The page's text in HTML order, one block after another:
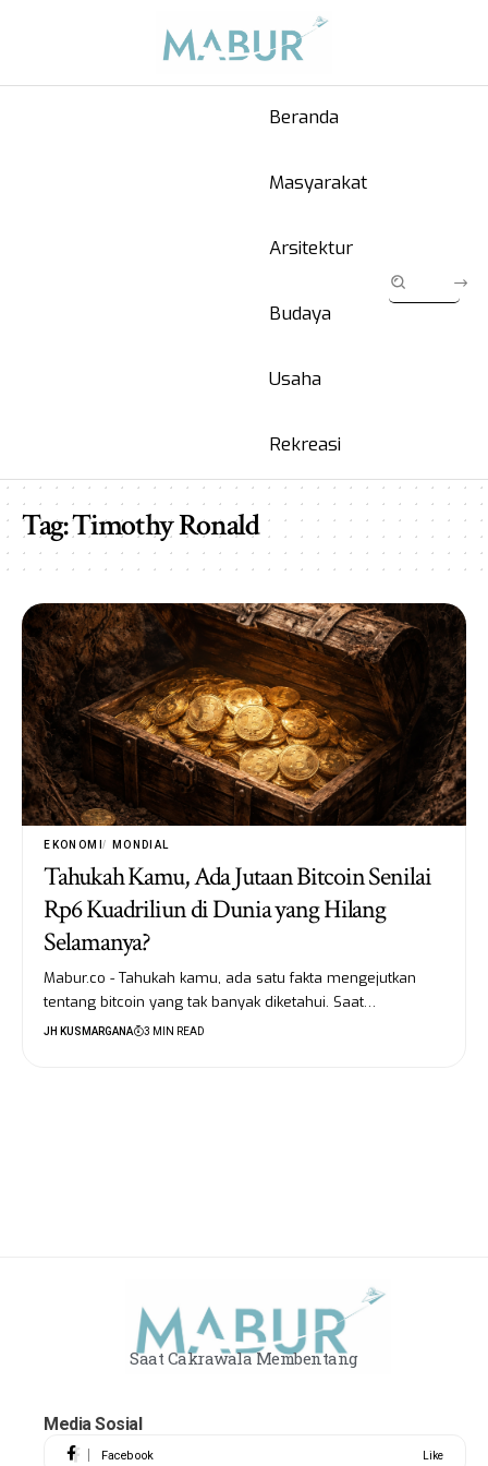
Beranda
Masyarakat
Arsitektur
Budaya
Usaha
Rekreasi
Tag:Timothy Ronald
EKONOMI MONDIAL
Tahukah Kamu, Ada Jutaan Bitcoin Senilai
Rp6 Kuadriliun di Dunia yang Hilang
Selamanya?
Mabur.co - Tahukah kamu, ada satu fakta mengejutkan
tentang bitcoin yang tak banyak diketahui. Saat…
JH KUSMARGANA 3 MIN READ
Saat Cakrawala Membentang
Media Sosial
Facebook Like